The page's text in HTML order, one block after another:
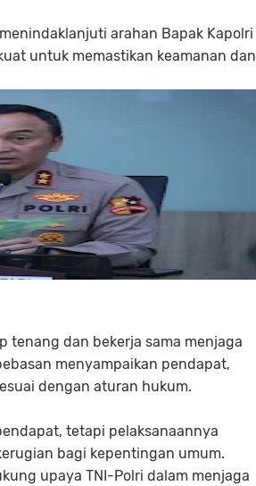
arahan Bapak Kapolri
untuk memastikan keamanan dan
tenang dan bekerja sama menjaga
menyampaikan pendapat,
dengan aturan hukum.
tetapi pelaksanaannya
bagi kepentingan umum.
upaya TNI-Polri dalam menjaga